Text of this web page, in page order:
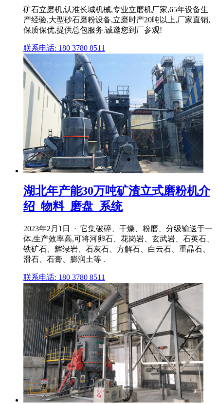
矿石立磨机,认准长城机械,专业立磨机厂家,65年设备生
产经验,大型砂石磨粉设备,立磨时产20吨以上,厂家直销,
保质保优,提供总包服务.诚邀您到厂参观!
联系电话: 180 3780 8511
湖北年产能30万吨矿渣立式磨粉机介
绍_物料_磨盘_系统
2023年2月1日 · 它集破碎、干燥、粉磨、分级输送于一
体,生产效率高,可将河卵石、花岗岩、玄武岩、石英石、
铁矿石、辉绿岩、石灰石、方解石、白云石、重晶石、
滑石、石膏、膨润土等 .
联系电话: 180 3780 8511